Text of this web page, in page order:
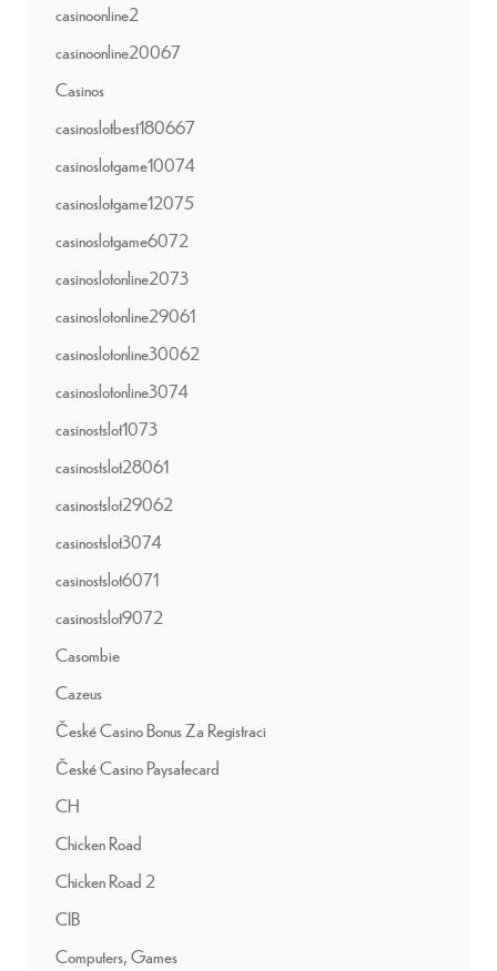
casinoonline2
casinoonline20067
Casinos
casinoslotbest180667
casinoslotgame10074
casinoslotgame12075
casinoslotgame6072
casinoslotonline2073
casinoslotonline29061
casinoslotonline30062
casinoslotonline3074
casinostslot1073
casinostslot28061
casinostslot29062
casinostslot3074
casinostslot6071
casinostslot9072
Casombie
Cazeus
České Casino Bonus Za Registraci
České Casino Paysafecard
CH
Chicken Road
Chicken Road 2
CIB
Computers, Games